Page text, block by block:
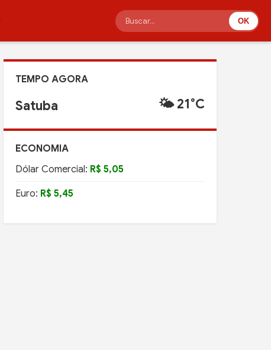
OK
TEMPO AGORA
Satuba 🌤️ 21°C
ECONOMIA
Dólar Comercial: R$ 5,05
Euro: R$ 5,45